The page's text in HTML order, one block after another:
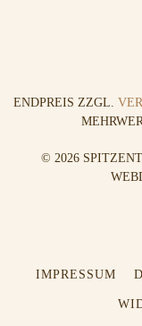
ENDPREIS ZZGL.
© 2026
IMPRESSUM